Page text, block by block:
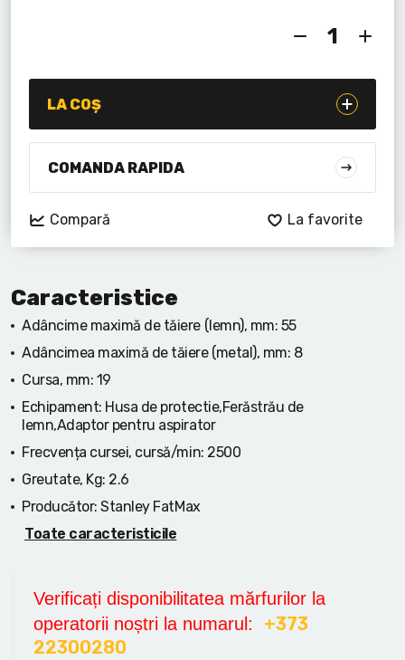
Caracteristice
Adâncime maximă de tăiere (lemn), mm: 55
Adâncimea maximă de tăiere (metal), mm: 8
Cursa, mm: 19
Echipament: Husa de protectie,Ferăstrău de
lemn,Adaptor pentru aspirator
Frecvența cursei, cursă/min: 2500
Greutate, Kg: 2.6
Producător: Stanley FatMax
Toate caracteristicile
Verificați disponibilitatea mărfurilor la
operatorii noștri la numarul: +373
22300280
LA COȘ
COMANDA RAPIDA
Compară La favorite